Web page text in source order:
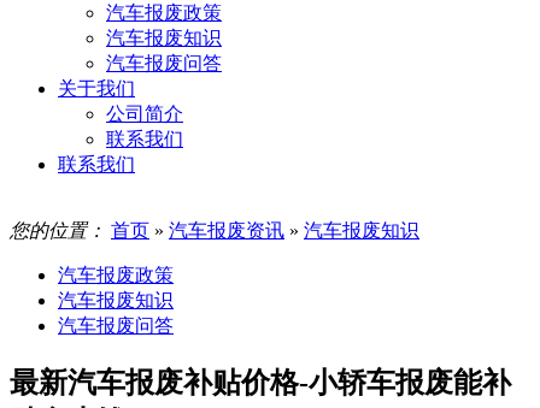
汽车报废政策
汽车报废知识
汽车报废问答
关于我们
公司简介
联系我们
联系我们
您的位置： 首页 » 汽车报废资讯 » 汽车报废知识
汽车报废政策
汽车报废知识
汽车报废问答
最新汽车报废补贴价格-小轿车报废能补